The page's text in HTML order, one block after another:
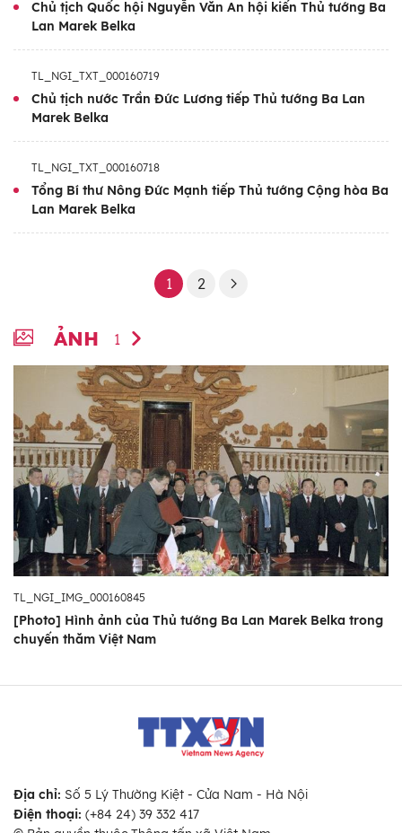
Chủ tịch Quốc hội Nguyễn Văn An hội kiến Thủ tướng Ba
Lan Marek Belka
TL_NGI_TXT_000160719
Chủ tịch nước Trần Đức Lương tiếp Thủ tướng Ba Lan
Marek Belka
TL_NGI_TXT_000160718
Tổng Bí thư Nông Đức Mạnh tiếp Thủ tướng Cộng hòa Ba
Lan Marek Belka
1 2
ẢNH 1
TL_NGI_IMG_000160845
[Photo] Hình ảnh của Thủ tướng Ba Lan Marek Belka trong
chuyến thăm Việt Nam
Địa chỉ: Số 5 Lý Thường Kiệt - Cửa Nam - Hà Nội
Điện thoại: (+84 24) 39 332 417